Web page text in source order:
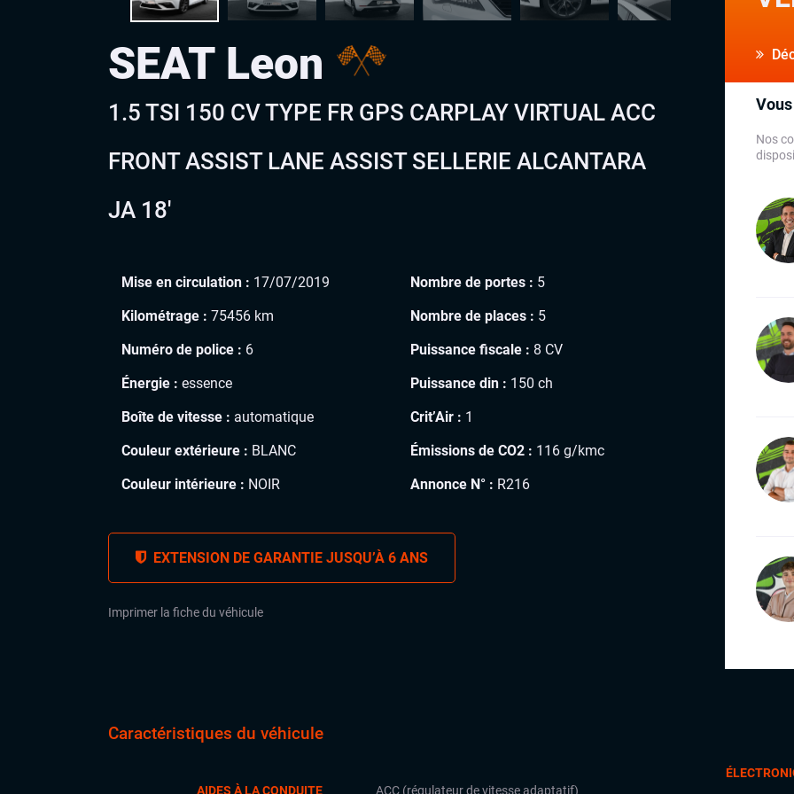
SEAT Leon
1.5 TSI 150 CV TYPE FR GPS CARPLAY VIRTUAL ACC
FRONT ASSIST LANE ASSIST SELLERIE ALCANTARA
JA 18′
Mise en circulation : 17/07/2019
Kilométrage : 75456 km
Numéro de police : 6
Énergie : essence
Boîte de vitesse : automatique
Couleur extérieure : BLANC
Couleur intérieure : NOIR
Nombre de portes : 5
Nombre de places : 5
Puissance fiscale : 8 CV
Puissance din : 150 ch
Crit’Air : 1
Émissions de CO2 : 116 g/kmc
Annonce N° : R216
EXTENSION DE GARANTIE JUSQU’À 6 ANS
Imprimer la fiche du véhicule
Nos
Caractéristiques du véhicule
AIDES À LA CONDUITE
ACC (régulateur de vitesse adaptatif)